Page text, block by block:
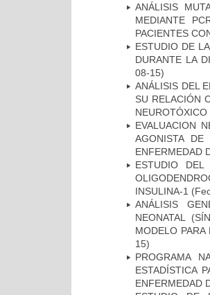
ANÁLISIS
MEDIANTE
PACIENTES
ESTUDIO DE
DURANTE LA
08-15)
ANÁLISIS DEL
SU RELACIÓN
NEUROTÓXICO
EVALUACION
AGONISTA
ENFERMEDAD
ESTUDIO
INSULINA-1
ANÁLISIS
NEONATAL
MODELO
15)
PROGRAMA
ESTADÍSTICA
ENFERMEDAD